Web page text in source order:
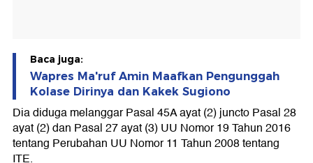
Baca juga:
Wapres Ma'ruf Amin Maafkan Pengunggah
Kolase Dirinya dan Kakek Sugiono
Dia diduga melanggar Pasal 45A ayat (2) juncto Pasal 28
ayat (2) dan Pasal 27 ayat (3) UU Nomor 19 Tahun 2016
tentang Perubahan UU Nomor 11 Tahun 2008 tentang
ITE.